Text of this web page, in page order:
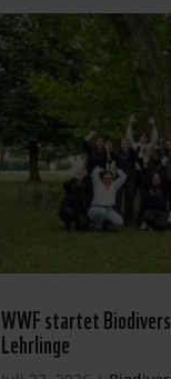
WWF startet
Lehrlinge